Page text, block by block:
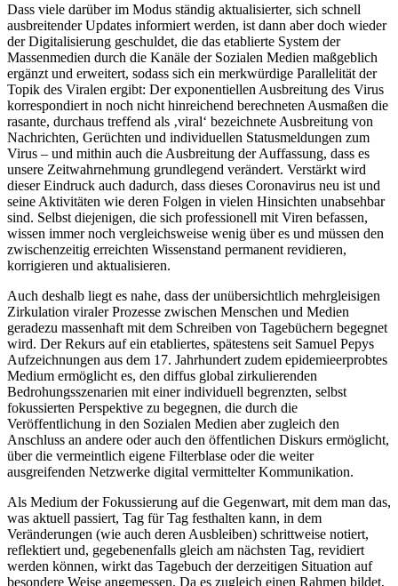
Dass viele darüber im Modus ständig aktualisierter, sich schnell
ausbreitender Updates informiert werden, ist dann aber doch wieder
der Digitalisierung geschuldet, die das etablierte System der
Massenmedien durch die Kanäle der Sozialen Medien maßgeblich
ergänzt und erweitert, sodass sich ein merkwürdige Parallelität der
Topik des Viralen ergibt: Der exponentiellen Ausbreitung des Virus
korrespondiert in noch nicht hinreichend berechneten Ausmaßen die
rasante, durchaus treffend als ‚viral‘ bezeichnete Ausbreitung von
Nachrichten, Gerüchten und individuellen Statusmeldungen zum
Virus – und mithin auch die Ausbreitung der Auffassung, dass es
unsere Zeitwahrnehmung grundlegend verändert. Verstärkt wird
dieser Eindruck auch dadurch, dass dieses Coronavirus neu ist und
seine Aktivitäten wie deren Folgen in vielen Hinsichten unabsehbar
sind. Selbst diejenigen, die sich professionell mit Viren befassen,
wissen immer noch vergleichsweise wenig über es und müssen den
zwischenzeitig erreichten Wissenstand permanent revidieren,
korrigieren und aktualisieren.
Auch deshalb liegt es nahe, dass der unübersichtlich mehrgleisigen
Zirkulation viraler Prozesse zwischen Menschen und Medien
geradezu massenhaft mit dem Schreiben von Tagebüchern begegnet
wird. Der Rekurs auf ein etabliertes, spätestens seit Samuel Pepys
Aufzeichnungen aus dem 17. Jahrhundert zudem epidemieerprobtes
Medium ermöglicht es, den diffus global zirkulierenden
Bedrohungsszenarien mit einer individuell begrenzten, selbst
fokussierten Perspektive zu begegnen, die durch die
Veröffentlichung in den Sozialen Medien aber zugleich den
Anschluss an andere oder auch den öffentlichen Diskurs ermöglicht,
über die vermeintlich eigene Filterblase oder die weiter
ausgreifenden Netzwerke digital vermittelter Kommunikation.
Als Medium der Fokussierung auf die Gegenwart, mit dem man das,
was aktuell passiert, Tag für Tag festhalten kann, in dem
Veränderungen (wie auch deren Ausbleiben) schrittweise notiert,
reflektiert und, gegebenenfalls gleich am nächsten Tag, revidiert
werden können, wirkt das Tagebuch der derzeitigen Situation auf
besondere Weise angemessen. Da es zugleich einen Rahmen bildet,